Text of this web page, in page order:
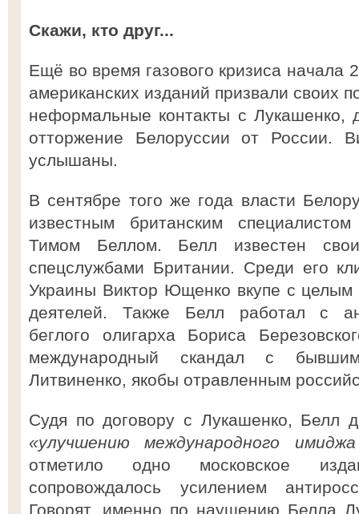
Скажи, кто друг...
Ещё во время газового кризиса начала
американских изданий призвали своих
неформальные контакты с Лукашенко,
отторжение Белоруссии от России.
услышаны.
В сентябре того же года власти
известным британским
Тимом Беллом. Белл известен
спецслужбами Британии. Среди его
Украины Виктор Ющенко вкупе с целым
деятелей. Также Белл работал с
беглого олигарха Бориса
международный скандал с
Литвиненко, якобы отравленным
Судя по договору с Лукашенко, Белл
«улучшению международного
отметило одно московское
сопровождалось усилением
Говорят, именно по наущению Белла